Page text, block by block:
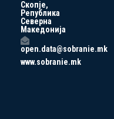
Скопје,
Република
Северна
Македонија
open.data@sobranie.mk
www.sobranie.mk